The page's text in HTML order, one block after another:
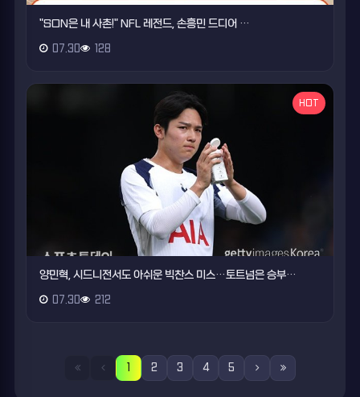
"SON은 내 사촌!" NFL 레전드, 손흥민 드디어 …
07.30 128
HOT
양민혁, 시드니전서도 아쉬운 빅찬스 미스…토트넘은 승부…
07.30 212
1 2 3 4 5